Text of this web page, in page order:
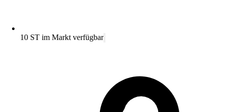
10 ST im Markt verfügbar